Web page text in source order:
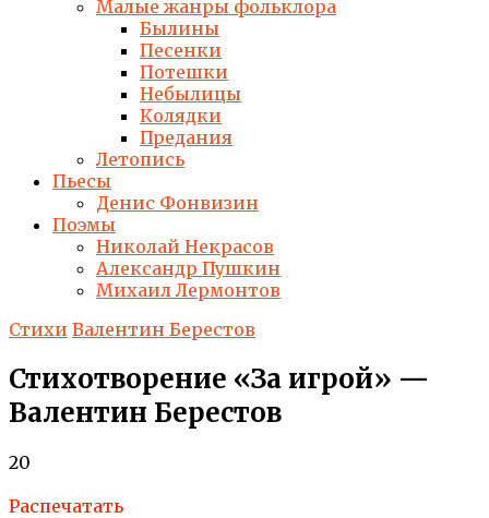
Малые жанры фольклора
Былины
Песенки
Потешки
Небылицы
Колядки
Предания
Летопись
Пьесы
Денис Фонвизин
Поэмы
Николай Некрасов
Александр Пушкин
Михаил Лермонтов
Стихи Валентин Берестов
Стихотворение «За игрой» —
Валентин Берестов
20
Распечатать